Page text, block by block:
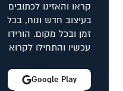
קראו והאזינו לכתובים
בעיצוב חדש ונוח, בכל
זמן ובכל מקום. הורידו
עכשיו והתחילו לקרוא
Google Play